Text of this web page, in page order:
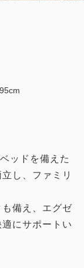
ッドを備えた
し、ファミリ
備え、エグゼ
にサポートい